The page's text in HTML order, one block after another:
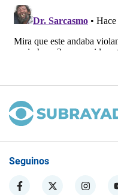
Seguinos